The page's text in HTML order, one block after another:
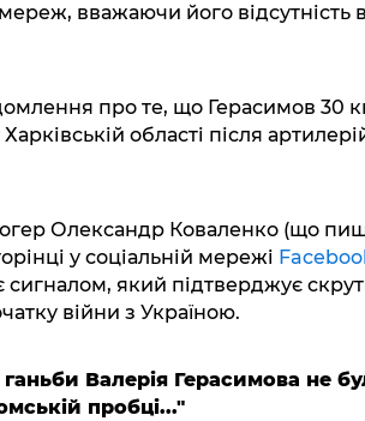
мереж, вважаючи його
про те, що Герасимов 30
області після
Олександр Коваленко (що
у соціальній мережі
сигналом, який підтверджує
війни з Україною.
Валерія Герасимова не
пробці..."